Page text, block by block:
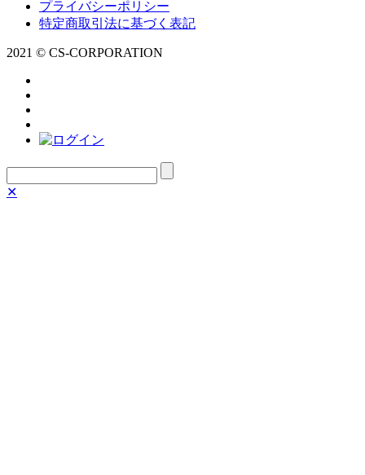
プライバシーポリシー
特定商取引法に基づく表記
2021 © CS-CORPORATION
✕